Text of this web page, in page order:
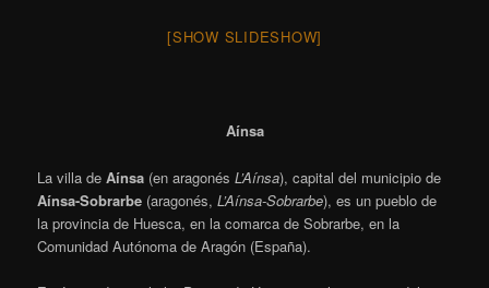
[SHOW SLIDESHOW]
Aínsa
La villa deAínsa (en aragonésL’Aínsa), capital del municipio de
Aínsa-Sobrarbe (aragonés,L’Aínsa-Sobrarbe), es un pueblo de
la provincia de Huesca, en la comarca de Sobrarbe, en la
Comunidad Autónoma de Aragón (España).